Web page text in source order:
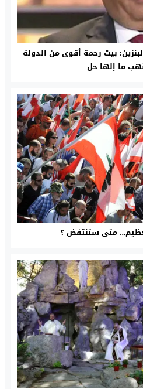
بيت رحمة أقوى من الدولة
ما إلها حل
متى ستنتفض ؟